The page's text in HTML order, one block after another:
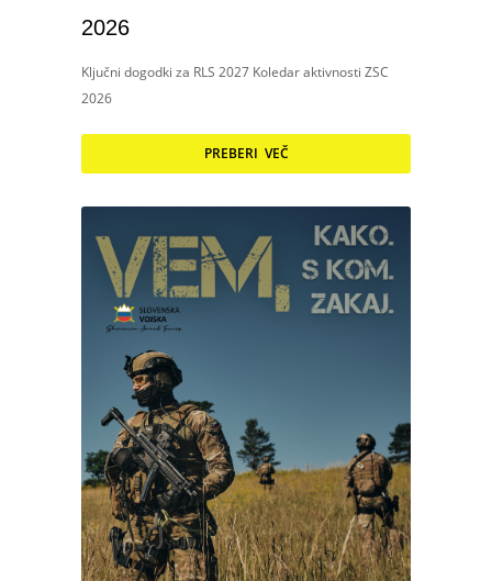
2026
Ključni dogodki za RLS 2027 Koledar aktivnosti ZSC
2026
PREBERI VEČ